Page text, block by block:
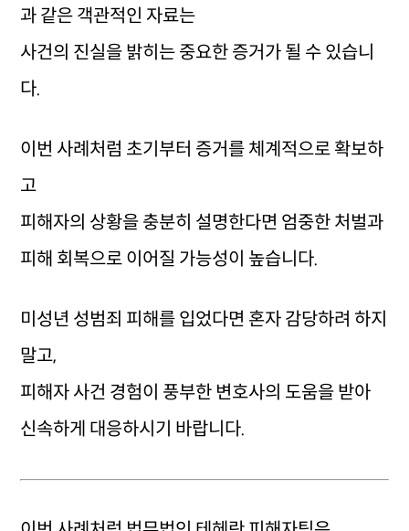
과 같은 객관적인 자료는
사건의 진실을 밝히는 중요한 증거가 될 수 있습니
다.
이번 사례처럼 초기부터 증거를 체계적으로 확보하
고
피해자의 상황을 충분히 설명한다면 엄중한 처벌과
피해 회복으로 이어질 가능성이 높습니다.
미성년 성범죄 피해를 입었다면 혼자 감당하려 하지
말고,
피해자 사건 경험이 풍부한 변호사의 도움을 받아
신속하게 대응하시기 바랍니다.